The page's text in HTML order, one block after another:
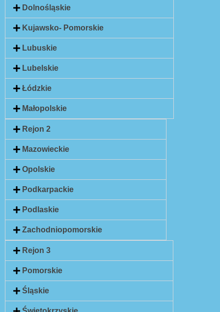
Rejon 3
Pomorskie
Śląskie
Rejon 2
Mazowieckie
Opolskie
Podkarpackie
Podlaskie
Zachodniopomorskie
Dolnośląskie
Kujawsko- Pomorskie
Lubuskie
Lubelskie
Łódzkie
Małopolskie